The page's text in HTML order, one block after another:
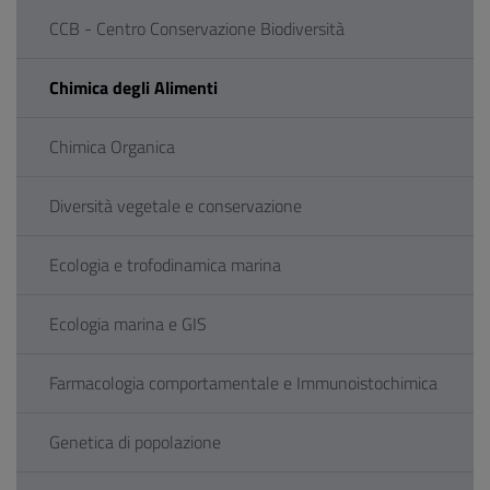
CCB - Centro Conservazione Biodiversità
Chimica degli Alimenti
Chimica Organica
Diversità vegetale e conservazione
Ecologia e trofodinamica marina
Ecologia marina e GIS
Farmacologia comportamentale e Immunoistochimica
Genetica di popolazione